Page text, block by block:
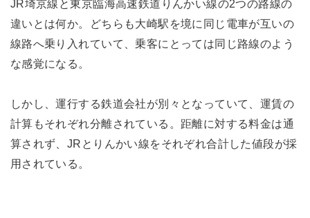
JR埼京線と東京臨海高速鉄道りんかい線の2つの路線の
違いとは何か。どちらも大崎駅を境に同じ電車が互いの
線路へ乗り入れていて、乗客にとっては同じ路線のよう
な感覚になる。
しかし、運行する鉄道会社が別々となっていて、運賃の
計算もそれぞれ分離されている。距離に対する料金は通
算されず、JRとりんかい線をそれぞれ合計した値段が採
用されている。